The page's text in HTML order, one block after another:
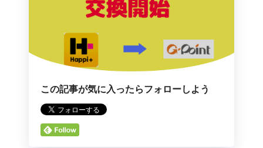
この記事が気に入ったらフォローしよう